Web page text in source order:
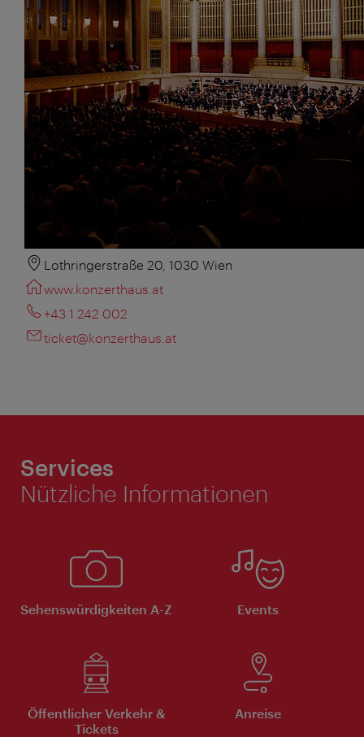
Lothringerstraße 20, 1030 Wien
www.konzerthaus.at
+43 1 242 002
ticket@konzerthaus.at
Services
Nützliche Informationen
Sehenswürdigkeiten A-Z Events
Öffentlicher Verkehr &
Tickets
Anreise